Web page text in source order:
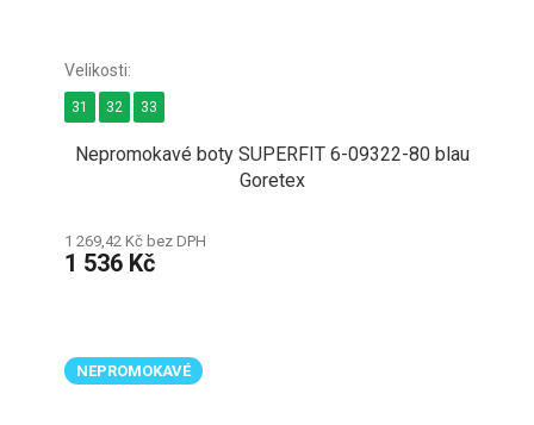
Nepromokavé boty SUPERFIT 6-09322-80 blau
Goretex
1 269,42 Kč bez DPH
1 536 Kč
31 32 33
NEPROMOKAVÉ